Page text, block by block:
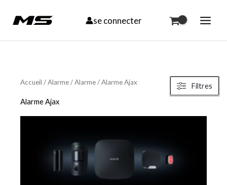
se connecter
Filtres
Accueil /Alarme/Alarme/ Alarme Ajax
Alarme Ajax
par